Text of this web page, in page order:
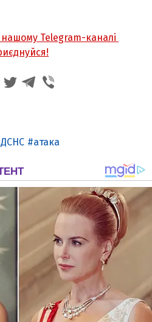
нашому Telegram-каналі
ДСНС атака